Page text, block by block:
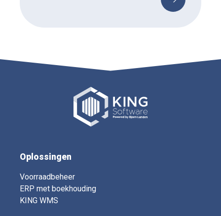
Oplossingen
Voorraadbeheer
ERP met boekhouding
KING WMS